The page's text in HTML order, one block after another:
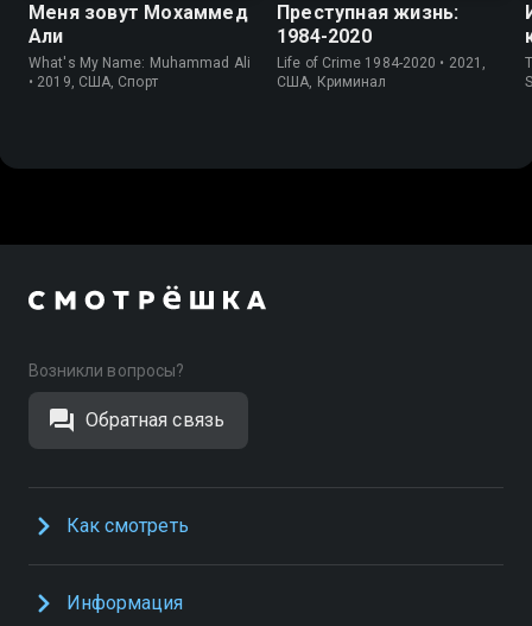
Меня зовут Мохаммед
Али
What's My Name: Muhammad Ali
• 2019, США, Спорт
Преступная жизнь:
1984-2020
Life of Crime 1984-2020 • 2021,
США, Криминал
Возникли вопросы?
Обратная связь
Как смотреть
Информация